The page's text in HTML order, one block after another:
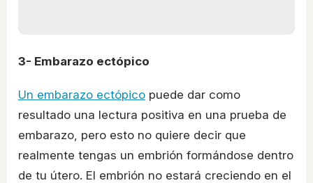
3- Embarazo ectópico
Un embarazo ectópico puede dar como
resultado una lectura positiva en una prueba de
embarazo, pero esto no quiere decir que
realmente tengas un embrión formándose dentro
de tu útero. El embrión no estará creciendo en el